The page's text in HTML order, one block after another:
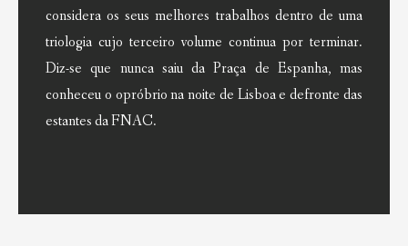
considera os seus melhores trabalhos dentro de uma
triologia cujo terceiro volume continua por terminar.
Diz-se que nunca saiu da Praça de Espanha, mas
conheceu o opróbrio na noite de Lisboa e defronte das
estantes da FNAC.